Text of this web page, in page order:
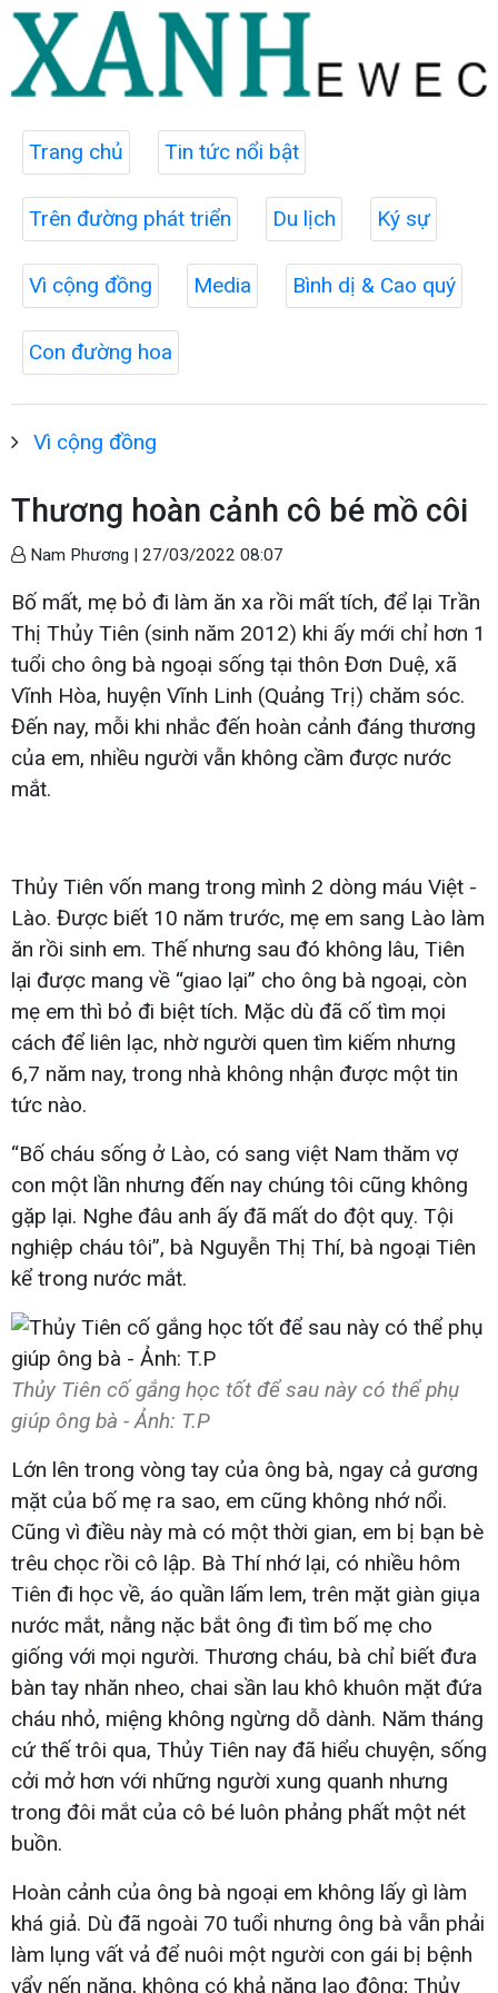
Trang chủ Tin tức nổi bật
Trên đường phát triển Du lịch Ký sự
Vì cộng đồng Media Bình dị & Cao quý
Con đường hoa
Vì cộng đồng
Thương hoàn cảnh cô bé mồ côi
Nam Phương | 27/03/2022 08:07
Bố mất, mẹ bỏ đi làm ăn xa rồi mất tích, để lại Trần
Thị Thủy Tiên (sinh năm 2012) khi ấy mới chỉ hơn 1
tuổi cho ông bà ngoại sống tại thôn Đơn Duệ, xã
Vĩnh Hòa, huyện Vĩnh Linh (Quảng Trị) chăm sóc.
Đến nay, mỗi khi nhắc đến hoàn cảnh đáng thương
của em, nhiều người vẫn không cầm được nước
mắt.
Thủy Tiên vốn mang trong mình 2 dòng máu Việt -
Lào. Được biết 10 năm trước, mẹ em sang Lào làm
ăn rồi sinh em. Thế nhưng sau đó không lâu, Tiên
lại được mang về “giao lại” cho ông bà ngoại, còn
mẹ em thì bỏ đi biệt tích. Mặc dù đã cố tìm mọi
cách để liên lạc, nhờ người quen tìm kiếm nhưng
6,7 năm nay, trong nhà không nhận được một tin
tức nào.
“Bố cháu sống ở Lào, có sang việt Nam thăm vợ
con một lần nhưng đến nay chúng tôi cũng không
gặp lại. Nghe đâu anh ấy đã mất do đột quỵ. Tội
nghiệp cháu tôi”, bà Nguyễn Thị Thí, bà ngoại Tiên
kể trong nước mắt.
Thủy Tiên cố gắng học tốt để sau này có thể phụ
giúp ông bà - Ảnh: T.P
Lớn lên trong vòng tay của ông bà, ngay cả gương
mặt của bố mẹ ra sao, em cũng không nhớ nổi.
Cũng vì điều này mà có một thời gian, em bị bạn bè
trêu chọc rồi cô lập. Bà Thí nhớ lại, có nhiều hôm
Tiên đi học về, áo quần lấm lem, trên mặt giàn giụa
nước mắt, nằng nặc bắt ông đi tìm bố mẹ cho
giống với mọi người. Thương cháu, bà chỉ biết đưa
bàn tay nhăn nheo, chai sần lau khô khuôn mặt đứa
cháu nhỏ, miệng không ngừng dỗ dành. Năm tháng
cứ thế trôi qua, Thủy Tiên nay đã hiểu chuyện, sống
cởi mở hơn với những người xung quanh nhưng
trong đôi mắt của cô bé luôn phảng phất một nét
buồn.
Hoàn cảnh của ông bà ngoại em không lấy gì làm
khá giả. Dù đã ngoài 70 tuổi nhưng ông bà vẫn phải
làm lụng vất vả để nuôi một người con gái bị bệnh
vẩy nến nặng, không có khả năng lao động; Thủy